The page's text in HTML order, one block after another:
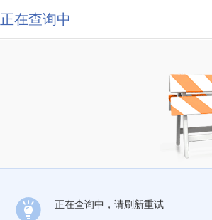
正在查询中
正在查询中，请刷新重试